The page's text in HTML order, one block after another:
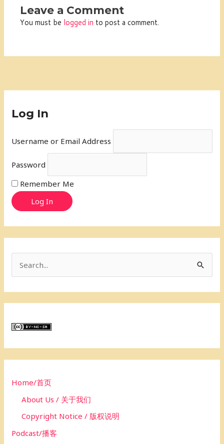
Leave a Comment
You must be logged in to post a comment.
Log In
Username or Email Address
Password
Remember Me
Log In
c
rHome/首页
About Us / 关于我们
Copyright Notice / 版权说明
Podcast/播客